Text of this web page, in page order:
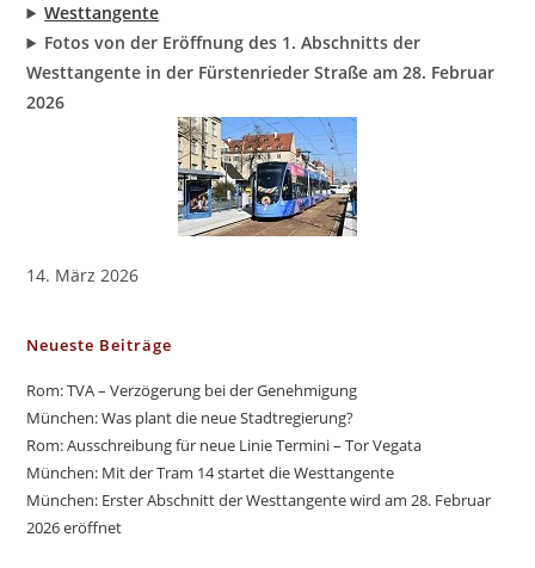
Westtangente
Fotos von der Eröffnung des 1. Abschnitts der
Westtangente in der Fürstenrieder Straße am 28. Februar
2026
14. März 2026
Neueste Beiträge
Rom: TVA – Verzögerung bei der Genehmigung
München: Was plant die neue Stadtregierung?
Rom: Ausschreibung für neue Linie Termini – Tor Vegata
München: Mit der Tram 14 startet die Westtangente
München: Erster Abschnitt der Westtangente wird am 28. Februar
2026 eröffnet